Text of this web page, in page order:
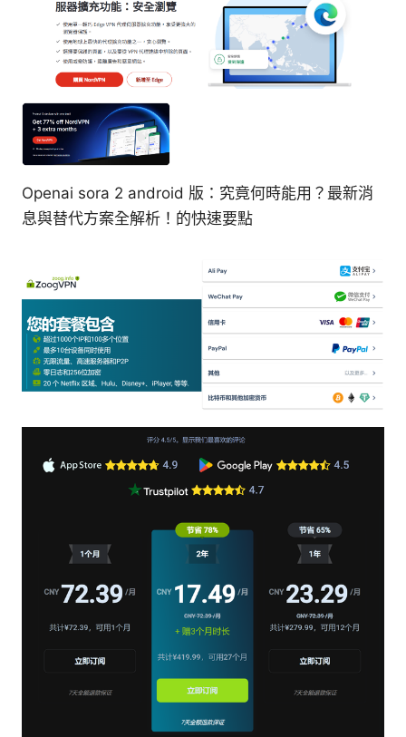
Openai sora 2 android 版：究竟何時能用？最新消
息與替代方案全解析！的快速要點